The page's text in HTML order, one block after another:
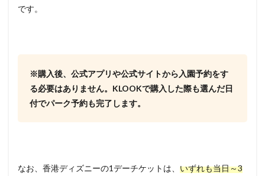
です。
※購入後、公式アプリや公式サイトから入園予約をす
る必要はありません。KLOOKで購入した際も選んだ日
付でパーク予約も完了します。
なお、香港ディズニーの1デーチケットは、 いずれも当日～3